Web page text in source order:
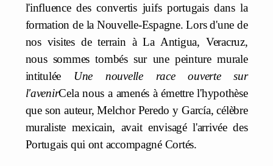
l'influence des convertis juifs portugais dans la
formation de la Nouvelle-Espagne. Lors d'une de
nos visites de terrain à La Antigua, Veracruz,
nous sommes tombés sur une peinture murale
intitulée Une nouvelle race ouverte sur
l'avenirCela nous a amenés à émettre l'hypothèse
que son auteur, Melchor Peredo y García, célèbre
muraliste mexicain, avait envisagé l'arrivée des
Portugais qui ont accompagné Cortés.